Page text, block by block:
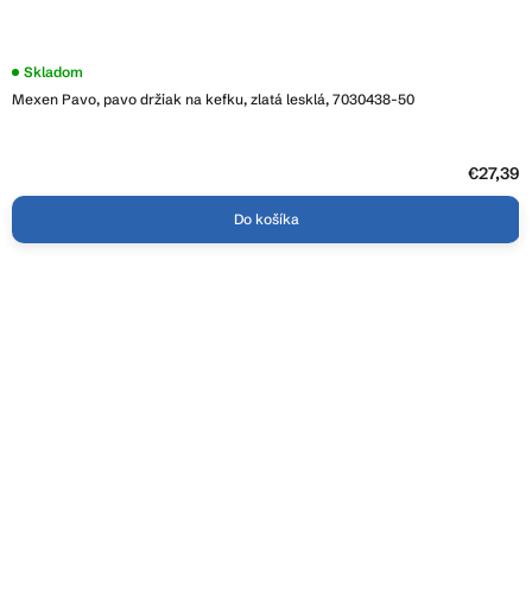
Mexen Pavo, pavo držiak na kefku, zlatá lesklá, 7030438-50
Skladom
€27,39
Do košíka